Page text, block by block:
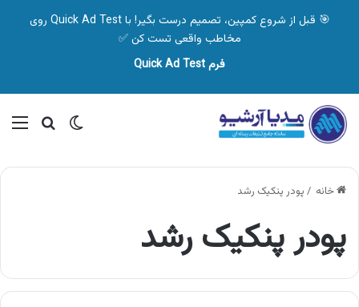
🎯 قبل از شروع کمپین، تصمیم درست بگیر! با Quick Ad Test روی
مخاطب واقعی تست کن ✅
فرم Quick Ad Test
تغییر پوسته
خانه / پودر پنکیک رشد
پودر پنکیک رشد